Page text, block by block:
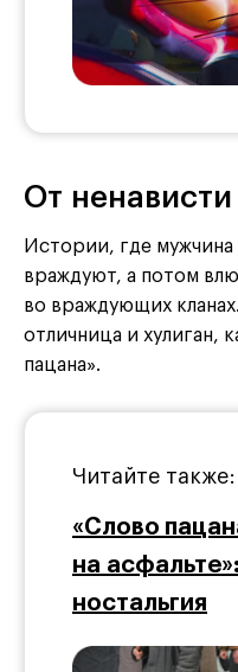
От
Истории, где мужчина
враждуют, а потом
во враждующих
отличница и хулиган,
пацана».
Читайте также:
«Слово
на
ностальгия